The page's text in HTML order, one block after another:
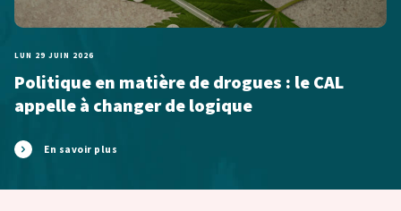
LUN 29 JUIN 2026
Politique en matière de drogues : le CAL
appelle à changer de logique
En savoir plus